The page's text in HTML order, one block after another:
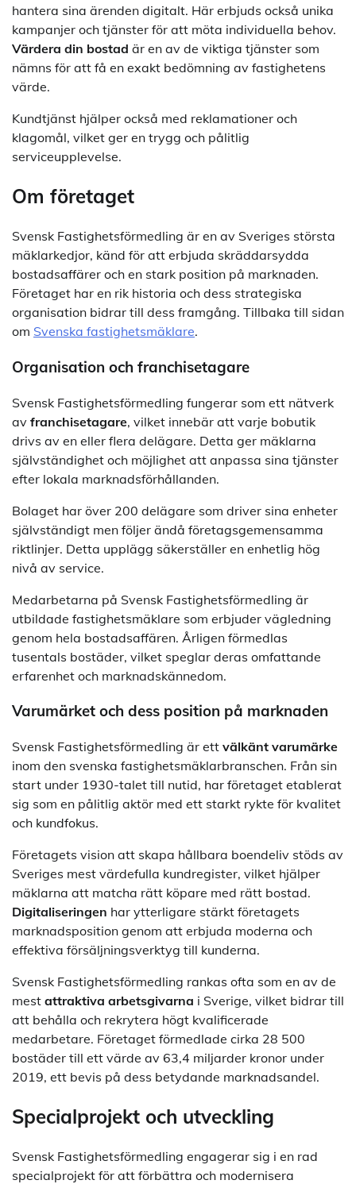
hantera sina ärenden digitalt. Här erbjuds också unika
kampanjer och tjänster för att möta individuella behov.
Värdera din bostad är en av de viktiga tjänster som
nämns för att få en exakt bedömning av fastighetens
värde.
Kundtjänst hjälper också med reklamationer och
klagomål, vilket ger en trygg och pålitlig
serviceupplevelse.
Om företaget
Svensk Fastighetsförmedling är en av Sveriges största
mäklarkedjor, känd för att erbjuda skräddarsydda
bostadsaffärer och en stark position på marknaden.
Företaget har en rik historia och dess strategiska
organisation bidrar till dess framgång. Tillbaka till sidan
om Svenska fastighetsmäklare.
Organisation och franchisetagare
Svensk Fastighetsförmedling fungerar som ett nätverk
av franchisetagare, vilket innebär att varje bobutik
drivs av en eller flera delägare. Detta ger mäklarna
självständighet och möjlighet att anpassa sina tjänster
efter lokala marknadsförhållanden.
Bolaget har över 200 delägare som driver sina enheter
självständigt men följer ändå företagsgemensamma
riktlinjer. Detta upplägg säkerställer en enhetlig hög
nivå av service.
Medarbetarna på Svensk Fastighetsförmedling är
utbildade fastighetsmäklare som erbjuder vägledning
genom hela bostadsaffären. Årligen förmedlas
tusentals bostäder, vilket speglar deras omfattande
erfarenhet och marknadskännedom.
Varumärket och dess position på marknaden
Svensk Fastighetsförmedling är ett välkänt varumärke
inom den svenska fastighetsmäklarbranschen. Från sin
start under 1930-talet till nutid, har företaget etablerat
sig som en pålitlig aktör med ett starkt rykte för kvalitet
och kundfokus.
Företagets vision att skapa hållbara boendeliv stöds av
Sveriges mest värdefulla kundregister, vilket hjälper
mäklarna att matcha rätt köpare med rätt bostad.
Digitaliseringen har ytterligare stärkt företagets
marknadsposition genom att erbjuda moderna och
effektiva försäljningsverktyg till kunderna.
Svensk Fastighetsförmedling rankas ofta som en av de
mest attraktiva arbetsgivarna i Sverige, vilket bidrar till
att behålla och rekrytera högt kvalificerade
medarbetare. Företaget förmedlade cirka 28 500
bostäder till ett värde av 63,4 miljarder kronor under
2019, ett bevis på dess betydande marknadsandel.
Specialprojekt och utveckling
Svensk Fastighetsförmedling engagerar sig i en rad
specialprojekt för att förbättra och modernisera